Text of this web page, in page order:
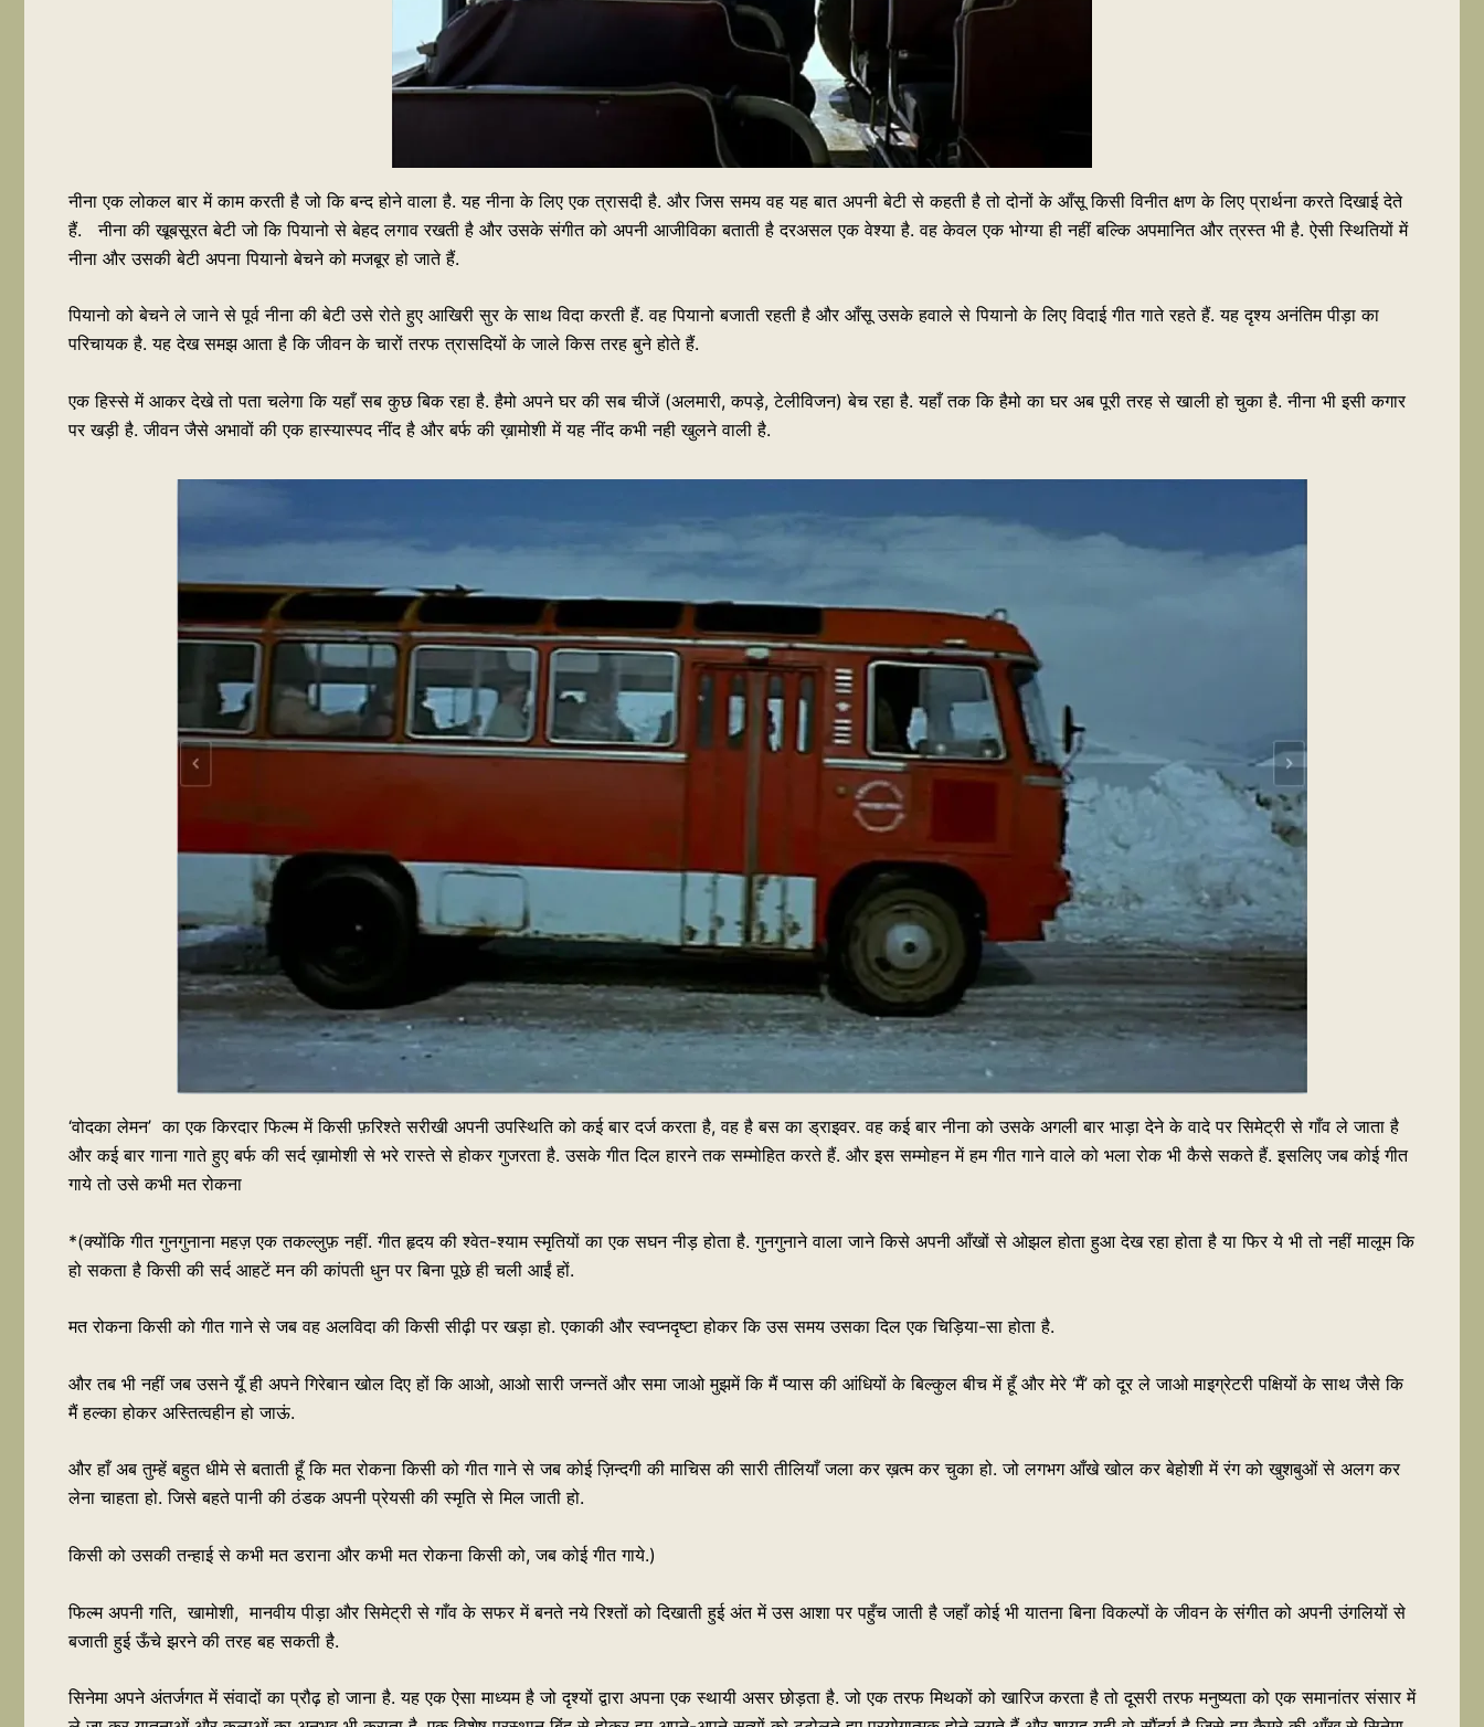
नीना एक लोकल बार में काम करती है जो कि बन्द होने वाला है. यह नीना के लिए एक त्रासदी है. और जिस समय वह यह बात अपनी बेटी से कहती है तो दोनों के आँसू किसी विनीत क्षण के लिए प्रार्थना करते दिखाई देते
हैं. नीना की खूबसूरत बेटी जो कि पियानो से बेहद लगाव रखती है और उसके संगीत को अपनी आजीविका बताती है दरअसल एक वेश्या है. वह केवल एक भोग्या ही नहीं बल्कि अपमानित और त्रस्त भी है. ऐसी स्थितियों में
नीना और उसकी बेटी अपना पियानो बेचने को मजबूर हो जाते हैं.
पियानो को बेचने ले जाने से पूर्व नीना की बेटी उसे रोते हुए आखिरी सुर के साथ विदा करती हैं. वह पियानो बजाती रहती है और आँसू उसके हवाले से पियानो के लिए विदाई गीत गाते रहते हैं. यह दृश्य अनंतिम पीड़ा का
परिचायक है. यह देख समझ आता है कि जीवन के चारों तरफ त्रासदियों के जाले किस तरह बुने होते हैं.
एक हिस्से में आकर देखे तो पता चलेगा कि यहाँ सब कुछ बिक रहा है. हैमो अपने घर की सब चीजें (अलमारी, कपड़े, टेलीविजन) बेच रहा है. यहाँ तक कि हैमो का घर अब पूरी तरह से खाली हो चुका है. नीना भी इसी कगार
पर खड़ी है. जीवन जैसे अभावों की एक हास्यास्पद नींद है और बर्फ की ख़ामोशी में यह नींद कभी नही खुलने वाली है.
‘वोदका लेमन’ का एक किरदार फिल्म में किसी फ़रिश्ते सरीखी अपनी उपस्थिति को कई बार दर्ज करता है, वह है बस का ड्राइवर. वह कई बार नीना को उसके अगली बार भाड़ा देने के वादे पर सिमेट्री से गाँव ले जाता है
और कई बार गाना गाते हुए बर्फ की सर्द ख़ामोशी से भरे रास्ते से होकर गुजरता है. उसके गीत दिल हारने तक सम्मोहित करते हैं. और इस सम्मोहन में हम गीत गाने वाले को भला रोक भी कैसे सकते हैं. इसलिए जब कोई गीत
गाये तो उसे कभी मत रोकना
*(क्योंकि गीत गुनगुनाना महज़ एक तकल्लुफ़ नहीं. गीत हृदय की श्वेत-श्याम स्मृतियों का एक सघन नीड़ होता है. गुनगुनाने वाला जाने किसे अपनी आँखों से ओझल होता हुआ देख रहा होता है या फिर ये भी तो नहीं मालूम कि
हो सकता है किसी की सर्द आहटें मन की कांपती धुन पर बिना पूछे ही चली आईं हों.
मत रोकना किसी को गीत गाने से जब वह अलविदा की किसी सीढ़ी पर खड़ा हो. एकाकी और स्वप्नदृष्टा होकर कि उस समय उसका दिल एक चिड़िया-सा होता है.
और तब भी नहीं जब उसने यूँ ही अपने गिरेबान खोल दिए हों कि आओ, आओ सारी जन्नतें और समा जाओ मुझमें कि मैं प्यास की आंधियों के बिल्कुल बीच में हूँ और मेरे ‘मैं’ को दूर ले जाओ माइग्रेटरी पक्षियों के साथ जैसे कि
मैं हल्का होकर अस्तित्वहीन हो जाऊं.
और हाँ अब तुम्हें बहुत धीमे से बताती हूँ कि मत रोकना किसी को गीत गाने से जब कोई ज़िन्दगी की माचिस की सारी तीलियाँ जला कर ख़त्म कर चुका हो. जो लगभग आँखे खोल कर बेहोशी में रंग को खुशबुओं से अलग कर
लेना चाहता हो. जिसे बहते पानी की ठंडक अपनी प्रेयसी की स्मृति से मिल जाती हो.
किसी को उसकी तन्हाई से कभी मत डराना और कभी मत रोकना किसी को, जब कोई गीत गाये.)
फिल्म अपनी गति, खामोशी, मानवीय पीड़ा और सिमेट्री से गाँव के सफर में बनते नये रिश्तों को दिखाती हुई अंत में उस आशा पर पहुँच जाती है जहाँ कोई भी यातना बिना विकल्पों के जीवन के संगीत को अपनी उंगलियों से
बजाती हुई ऊँचे झरने की तरह बह सकती है.
सिनेमा अपने अंतर्जगत में संवादों का प्रौढ़ हो जाना है. यह एक ऐसा माध्यम है जो दृश्यों द्वारा अपना एक स्थायी असर छोड़ता है. जो एक तरफ मिथकों को खारिज करता है तो दूसरी तरफ मनुष्यता को एक समानांतर संसार में